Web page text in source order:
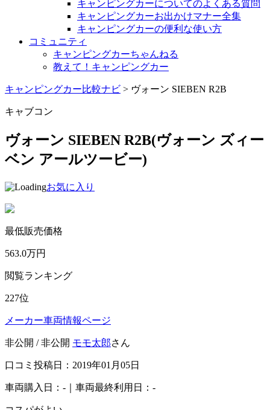
キャンピングカーについてのよくある質問
キャンピングカーお出かけマナー全集
キャンピングカーの便利な使い方
コミュニティ
キャンピングカーちゃんねる
教えて！キャンピングカー
キャンピングカー比較ナビ > ヴォーン SIEBEN R2B
キャブコン
ヴォーン SIEBEN R2B(ヴォーン ズィー
ベン アールツービー)
お気に入り
最低販売価格
563.0万円
閲覧ランキング
227位
メーカー車両情報ページ
非公開 / 非公開 モモ太郎さん
口コミ投稿日：2019年01月05日
車両購入日：-｜車両最終利用日：-